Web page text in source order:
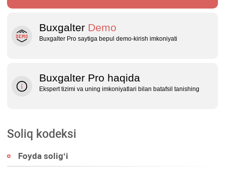
Buxgalter Demo
Buxgalter Pro saytiga bepul demo‑kirish imkoniyati
Buxgalter Pro haqida
Ekspert tizimi va uning imkoniyatlari bilan batafsil tanishing
Soliq kodeksi
Foyda soligʻi